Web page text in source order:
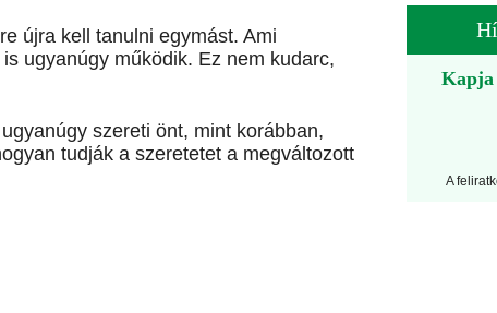
újra kell tanulni egymást. Ami
ugyanúgy működik. Ez nem kudarc,
szereti önt, mint korábban,
tudják a szeretetet a megváltozott
Kapja
A